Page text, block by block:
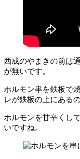
西成のやまきの前は
が無いです。
ホルモン串を鉄板で
レが鉄板の上にある
ホルモンを甘辛くし
いですね。